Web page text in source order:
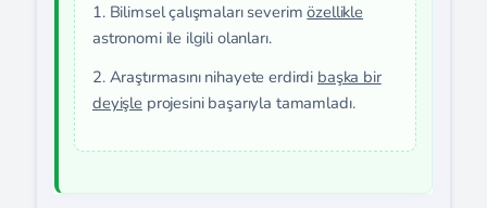
1. Bilimsel çalışmaları severimözellikle
astronomi ile ilgili olanları.
2. Araştırmasını nihayete erdirdi başka bir
deyişle projesini başarıyla tamamladı.